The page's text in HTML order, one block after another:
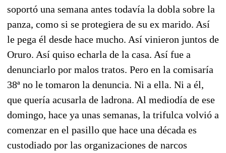
soportó una semana antes todavía la dobla sobre la
panza, como si se protegiera de su ex marido. Así
le pega él desde hace mucho. Así vinieron juntos de
Oruro. Así quiso echarla de la casa. Así fue a
denunciarlo por malos tratos. Pero en la comisaría
38ª no le tomaron la denuncia. Ni a ella. Ni a él,
que quería acusarla de ladrona. Al mediodía de ese
domingo, hace ya unas semanas, la trifulca volvió a
comenzar en el pasillo que hace una década es
custodiado por las organizaciones de narcos